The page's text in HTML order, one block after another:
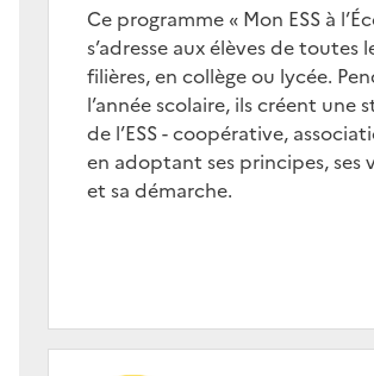
Corps
Ce programme « Mon ESS à
s’adresse aux élèves de toutes
filières, en collège ou lycée.
l’année scolaire, ils créent une
de l’ESS - coopérative,
en adoptant ses principes, ses
et sa démarche.